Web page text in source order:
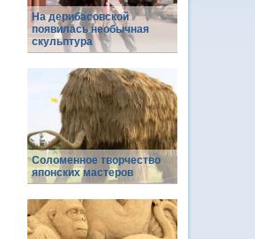
На дерибасовской
появилась необычная
скульптура
Соломенное творчество
японских мастеров